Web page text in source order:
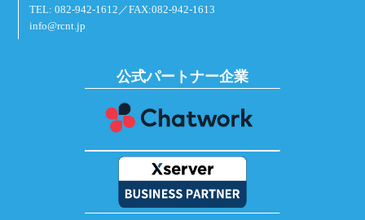
TEL: 082-942-1612／FAX:082-942-1613
info@rcnt.jp
公式パートナー企業